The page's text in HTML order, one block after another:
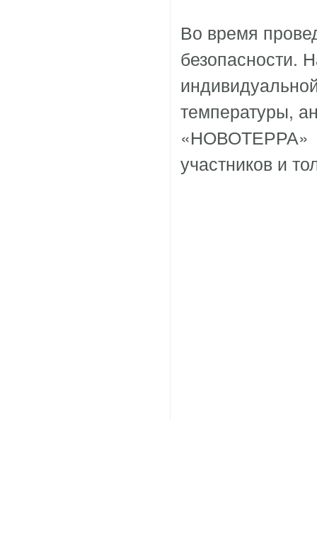
Во время
безопасности.
температуры,
«НОВОТЕРРА»
участников и